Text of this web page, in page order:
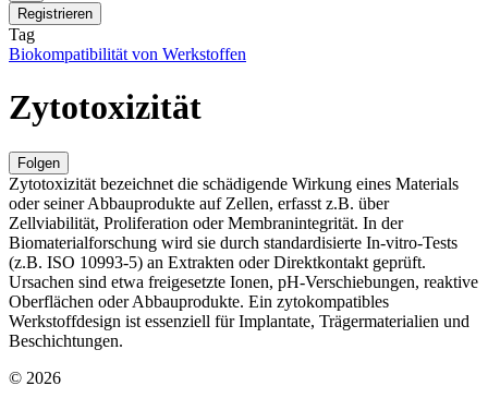
Registrieren
Tag
Biokompatibilität von Werkstoffen
Zytotoxizität
Folgen
Zytotoxizität bezeichnet die schädigende Wirkung eines Materials
oder seiner Abbauprodukte auf Zellen, erfasst z.B. über
Zellviabilität, Proliferation oder Membranintegrität. In der
Biomaterialforschung wird sie durch standardisierte In‑vitro‑Tests
(z.B. ISO 10993‑5) an Extrakten oder Direktkontakt geprüft.
Ursachen sind etwa freigesetzte Ionen, pH‑Verschiebungen, reaktive
Oberflächen oder Abbauprodukte. Ein zytokompatibles
Werkstoffdesign ist essenziell für Implantate, Trägermaterialien und
Beschichtungen.
© 2026